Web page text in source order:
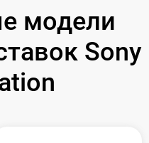
модели
Sony